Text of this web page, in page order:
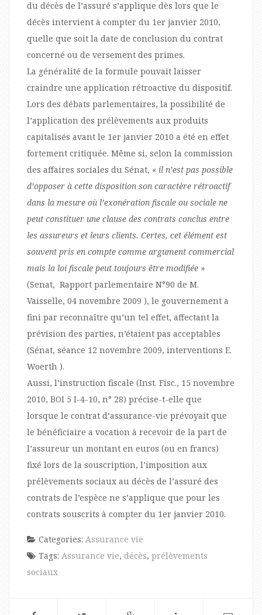
du décès de l’assuré s’applique dès lors que le
décès intervient à compter du 1er janvier 2010,
quelle que soit la date de conclusion du contrat
concerné ou de versement des primes.
La généralité de la formule pouvait laisser
craindre une application rétroactive du dispositif.
Lors des débats parlementaires, la possibilité de
l’application des prélèvements aux produits
capitalisés avant le 1er janvier 2010 a été en effet
fortement critiquée. Même si, selon la commission
des affaires sociales du Sénat, « il n’est pas possible
d’opposer à cette disposition son caractère rétroactif
dans la mesure où l’exonération fiscale ou sociale ne
peut constituer une clause des contrats conclus entre
les assureurs et leurs clients. Certes, cet élément est
souvent pris en compte comme argument commercial
mais la loi fiscale peut toujours être modifiée »
(Senat, Rapport parlementaire N°90 de M.
Vaisselle, 04 novembre 2009 ), le gouvernement a
fini par reconnaître qu’un tel effet, affectant la
prévision des parties, n’étaient pas acceptables
(Sénat, séance 12 novembre 2009, interventions E.
Woerth ).
Aussi, l’instruction fiscale (Inst. Fisc., 15 novembre
2010, BOI 5 I-4-10, n° 28) précise-t-elle que
lorsque le contrat d’assurance-vie prévoyait que
le bénéficiaire a vocation à recevoir de la part de
l’assureur un montant en euros (ou en francs)
fixé lors de la souscription, l’imposition aux
prélèvements sociaux au décès de l’assuré des
contrats de l’espèce ne s’applique que pour les
contrats souscrits à compter du 1er janvier 2010.
Categories: Assurance vie
Tags: Assurance vie, décès, prélèvements
sociaux